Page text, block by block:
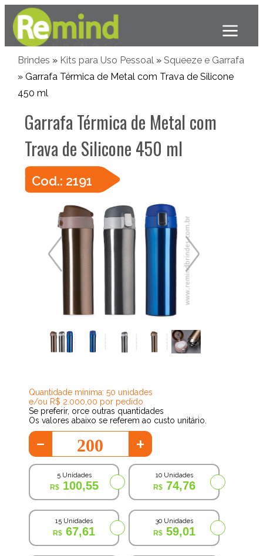
Brindes » Kits para Uso Pessoal» Squeeze e Garrafa
» Garrafa Térmica de Metal com Trava de Silicone
450 ml
Garrafa Térmica de Metal com
Trava de Silicone 450 ml
Cod.: 2191
Quantidade mínima: 50 unidades
e/ou R$ 2.000,00 por pedido
Se preferir, orce outras quantidades
Os valores abaixo se referem ao custo unitário.
- +
5 Unidades
100,55
10 Unidades
74,76
15 Unidades
67,61
30 Unidades
59,01